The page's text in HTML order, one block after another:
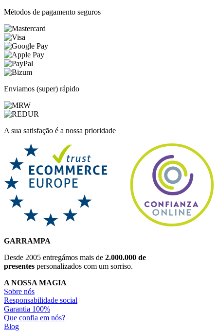
Métodos de pagamento seguros
Enviamos (super) rápido
A sua satisfação é a nossa prioridade
GARRAMPA
Desde 2005 entregámos mais de 2.000.000 de
presentes personalizados com um sorriso.
A NOSSA MAGIA
Sobre nós
Responsabilidade social
Garantia 100%
Que confia em nós?
Blog